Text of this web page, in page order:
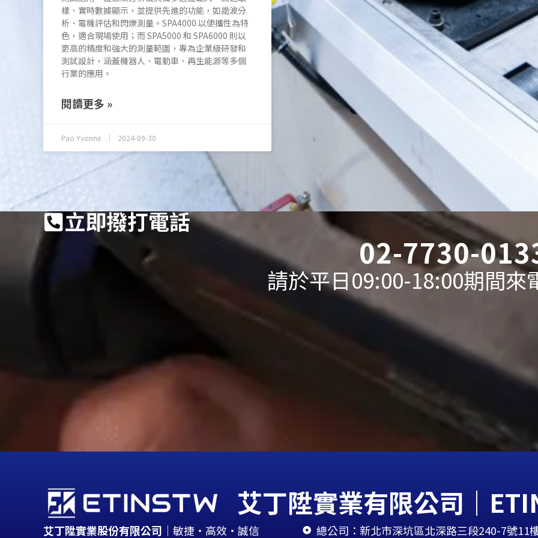
樣、實時數據顯示，並提供先進的功能，如諧波分
析、電機評估和閃爍測量。SPA4000 以便攜性為特
色，適合現場使用；而 SPA5000 和 SPA6000 則以
更高的精度和強大的測量範圍，專為企業級研發和
測試設計，涵蓋機器人、電動車、再生能源等多個
行業的應用。
閱讀更多 »
Pao Yvonne 2024-09-30
立即撥打電話
02-7730-
請於平日09:00-18:00期間來
艾丁陞實業有限公司｜
艾丁陞實業股份有限公司 ｜敏捷・高效・誠信 總公司：新北市深坑區北深路三段240-7號11